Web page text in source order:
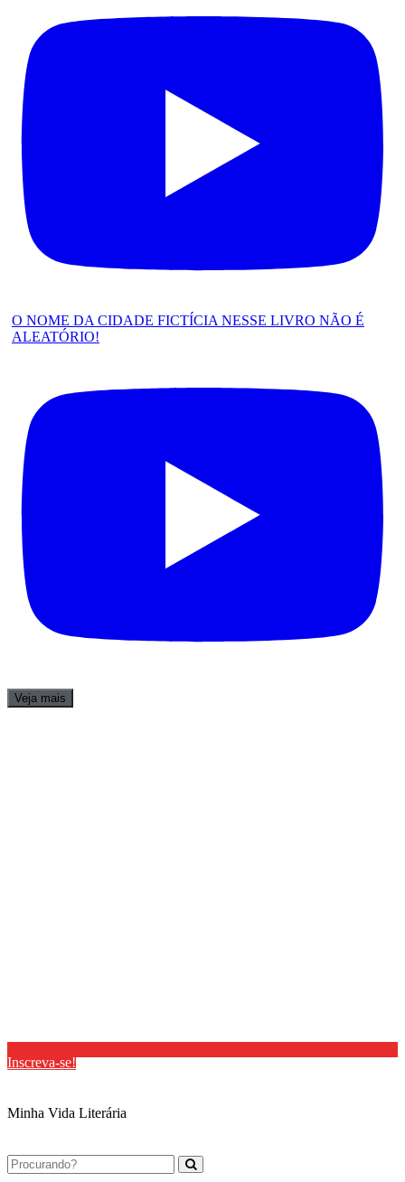
O NOME DA CIDADE FICTÍCIA NESSE LIVRO NÃO É
ALEATÓRIO!
Veja mais
Inscreva-se!
Minha Vida Literária